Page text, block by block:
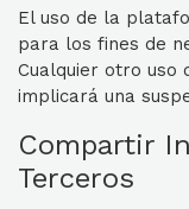
El uso de la
para los fines de
Cualquier otro uso
implicará una
Compartir
Terceros